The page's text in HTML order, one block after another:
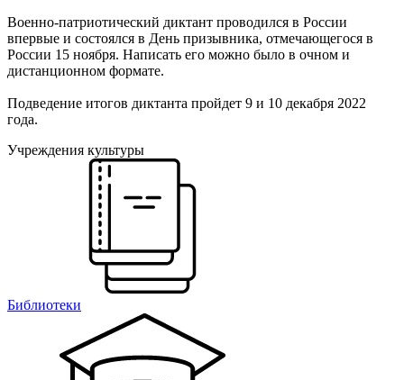
Военно-патриотический диктант проводился в России
впервые и состоялся в День призывника, отмечающегося в
России 15 ноября. Написать его можно было в очном и
дистанционном формате.
Подведение итогов диктанта пройдет 9 и 10 декабря 2022
года.
Учреждения культуры
Библиотеки